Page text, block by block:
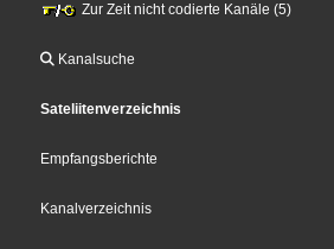
Zur Zeit nicht codierte Kanäle (5)
Kanalsuche
Sateliitenverzeichnis
Empfangsberichte
Kanalverzeichnis